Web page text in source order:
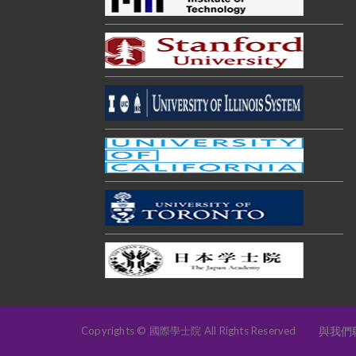
與我們
Copyrights © 國際學士院 All Rights Reserved